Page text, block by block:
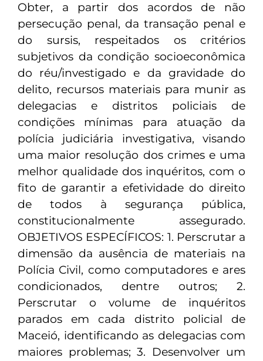
Obter, a partir dos acordos de não
persecução penal, da transação penal e
do sursis, respeitados os critérios
subjetivos da condição socioeconômica
do réu/investigado e da gravidade do
delito, recursos materiais para munir as
delegacias e distritos policiais de
condições mínimas para atuação da
polícia judiciária investigativa, visando
uma maior resolução dos crimes e uma
melhor qualidade dos inquéritos, com o
fito de garantir a efetividade do direito
de todos à segurança pública,
constitucionalmente assegurado.
OBJETIVOS ESPECÍFICOS: 1. Perscrutar a
dimensão da ausência de materiais na
Polícia Civil, como computadores e ares
condicionados, dentre outros; 2.
Perscrutar o volume de inquéritos
parados em cada distrito policial de
Maceió, identificando as delegacias com
maiores problemas; 3. Desenvolver um